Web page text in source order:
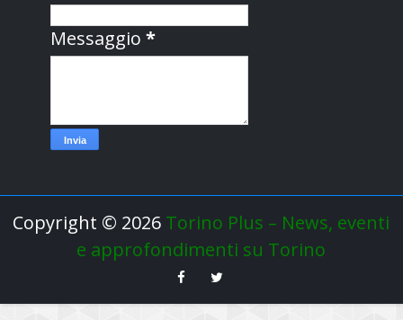
Messaggio*
Copyright © 2026 Torino Plus – News, eventi
e approfondimenti su Torino